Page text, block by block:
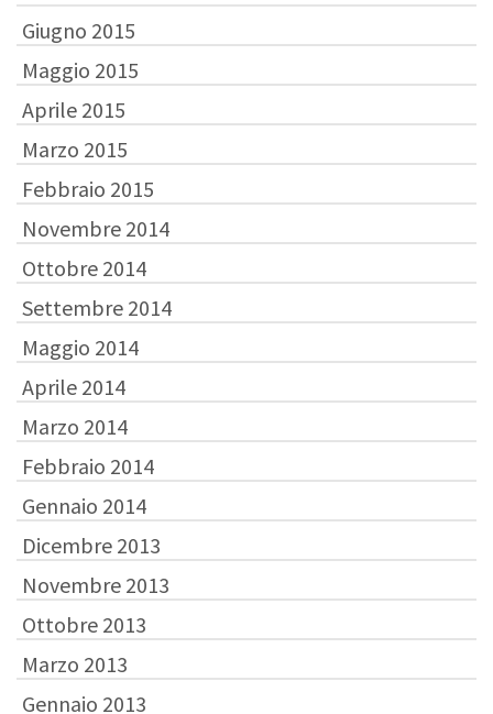
Giugno 2015
Maggio 2015
Aprile 2015
Marzo 2015
Febbraio 2015
Novembre 2014
Ottobre 2014
Settembre 2014
Maggio 2014
Aprile 2014
Marzo 2014
Febbraio 2014
Gennaio 2014
Dicembre 2013
Novembre 2013
Ottobre 2013
Marzo 2013
Gennaio 2013